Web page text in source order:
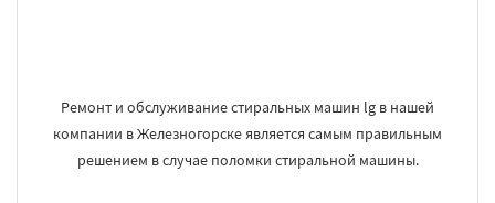
Ремонт и обслуживание стиральных машин lg в нашей
компании в Железногорске является самым правильным
решением в случае поломки стиральной машины.